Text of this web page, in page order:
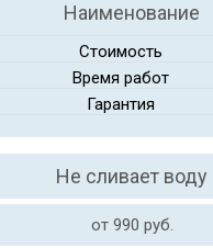
Наименование
Стоимость
Время работ
Гарантия
Не сливает воду
от 990 руб.